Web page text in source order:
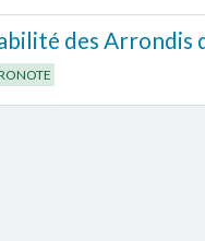
des Arrondis